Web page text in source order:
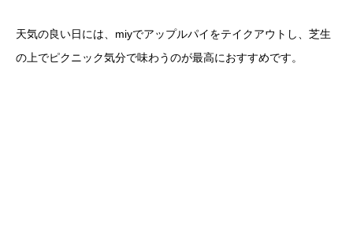
天気の良い日には、miyでアップルパイをテイクアウトし、芝生
の上でピクニック気分で味わうのが最高におすすめです。